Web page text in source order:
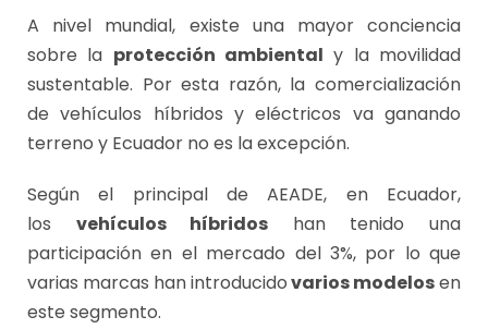
A nivel mundial, existe una mayor conciencia
sobre la protección ambiental y la movilidad
sustentable. Por esta razón, la comercialización
de vehículos híbridos y eléctricos va ganando
terreno y Ecuador no es la excepción.
Según el principal de AEADE, en Ecuador,
los vehículos híbridos han tenido una
participación en el mercado del 3%, por lo que
varias marcas han introducidovarios modelosen
este segmento.